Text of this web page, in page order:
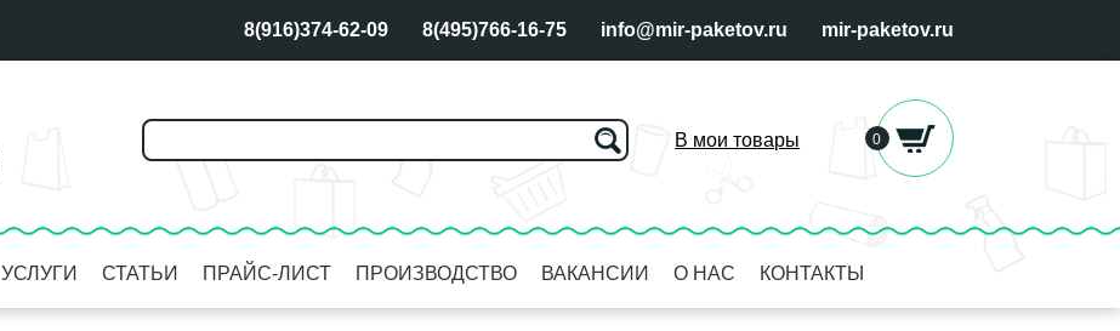
8(916)374-62-09 8(495)766-16-75 info@mir-paketov.ru mir-paketov.ru
В мои товары 0
УСЛУГИ СТАТЬИ ПРАЙС-ЛИСТ ПРОИЗВОДСТВО ВАКАНСИИ О НАС КОНТАКТЫ